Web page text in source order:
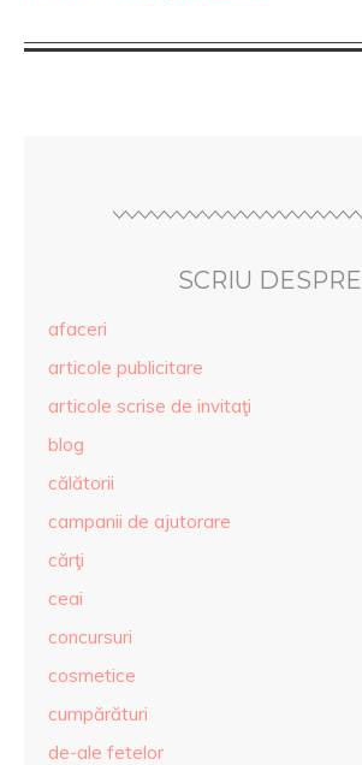
SCRIU DESPRE
afaceri
articole publicitare
articole scrise de invitaţi
blog
călătorii
campanii de ajutorare
cărţi
ceai
concursuri
cosmetice
cumpărături
de-ale fetelor